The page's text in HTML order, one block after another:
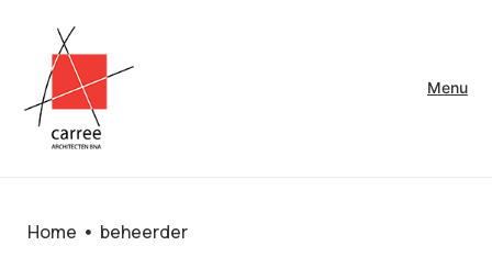
Menu
Home beheerder